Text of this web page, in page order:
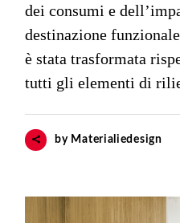
dei consumi e
destinazione
è stata trasformata
tutti gli elementi di
by Materialiedesign